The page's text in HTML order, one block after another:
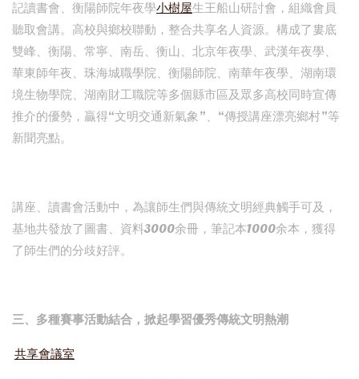
記讀書會、衡陽師院年夜學小樹屋生王船山研討會，組織會員
聽取會講。高校與鄉校聯動，整合共享名人資源。構成了婁底
雙峰、衡陽、常寧、南岳、衡山、北京年夜學、武漢年夜學、
華東師年夜、珠海城職學院、衡陽師院、南華年夜學、湖南環
境生物學院、湖南財工職院等多個縣市區及眾多高校同時宣傳
推介的優勢，贏得“文明交通新氣象”、“傳授講座漂亮鄉村”等
新聞亮點。
講座、讀書會活動中，為讓師生們與傳統文明經典觸手可及，
基地共發放了圖書、資料3000余冊，筆記本1000余本，獲得
了師生們的分歧好評。
三、多種賽事活動結合，掀起學習優秀傳統文明熱潮
共享會議室